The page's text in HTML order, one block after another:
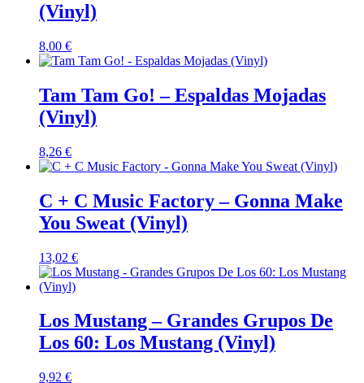
(Vinyl)
8,00 €
Tam Tam Go! – Espaldas Mojadas
(Vinyl)
8,26 €
C + C Music Factory – Gonna Make
You Sweat (Vinyl)
13,02 €
Los Mustang – Grandes Grupos De
Los 60: Los Mustang (Vinyl)
9,92 €